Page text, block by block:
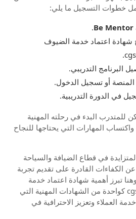
خطوات التسجيل ما يلي:
Be Mentor
.
شهادة اعتماد خدمة الضيوف
البرنامج التدريبي.
أو تسجيل الدخول.
في الدورة التدريبية.
للمتدرب البدء في رحلته المهنية
للحصول على شهادة cgsp واكتساب المهارات التي يحتاجها للنجاح
في قطاع الضيافة والسياحة
القادرة على تقديم تجربة
تبرز أهمية شهادة اعتماد خدمة
الضيوف الذهبية المهنية cgsp كواحدة من الشهادات المهنية التي
العملاء وتعزيز الاحترافية في